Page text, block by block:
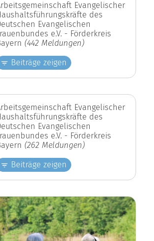
Evangelischer
des
Evangelischen
e.V. - Förderkreis
(442 Meldungen)
Beiträge zeigen
Evangelischer
des
Evangelischen
e.V. - Förderkreis
(262 Meldungen)
Beiträge zeigen